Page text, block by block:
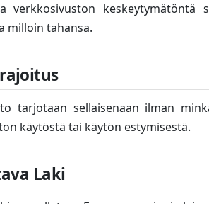
verkkosivuston
milloin tahansa.
tarjotaan sellaisenaan ilman
käytöstä tai käytön estymisestä.
Laki